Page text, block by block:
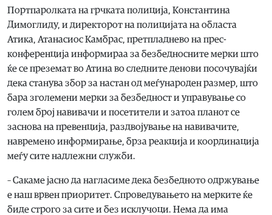
Портпаролката на грчката полиција, Константина
Димоглиду, и директорот на полицијата на областа
Атика, Атанасиос Камбрас, претпладнево на прес-
конференција информираа за безбедносните мерки што
ќе се преземат во Атина во следните денови посочувајќи
дека станува збор за настан од меѓународен размер, што
бара зголемени мерки за безбедност и управување со
голем број навивачи и посетители и затоа планот се
заснова на превенција, раздвојување на навивачите,
навремено информирање, брза реакција и координација
меѓу сите надлежни служби.
– Сакаме јасно да нагласиме дека безбедното одржување
е наш врвен приоритет. Спроведувањето на мерките ќе
биде строго за сите и без исклучоци. Нема да има